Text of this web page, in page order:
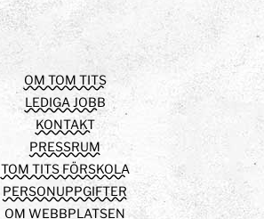
FacebookInstagram
Youtube
OM TOM TITS
LEDIGA JOBB
KONTAKT
PRESSRUM
TOM TITS FÖRSKOLA
PERSONUPPGIFTER
OM WEBBPLATSEN